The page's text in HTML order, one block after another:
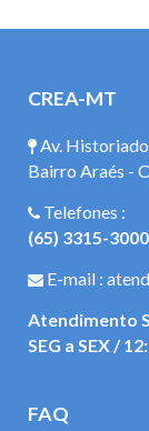
CREA-MT
Av.
Bairro Araés -
Telefones :
(65) 3315-3000
E-mail :
Atendimento
SEG a SEX /
FAQ